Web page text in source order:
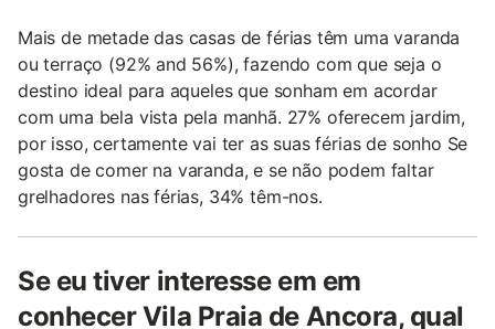
Mais de metade das casas de férias têm uma varanda
ou terraço (92% and 56%), fazendo com que seja o
destino ideal para aqueles que sonham em acordar
com uma bela vista pela manhã. 27% oferecem jardim,
por isso, certamente vai ter as suas férias de sonho Se
gosta de comer na varanda, e se não podem faltar
grelhadores nas férias, 34% têm-nos.
Se eu tiver interesse em em
conhecer Vila Praia de Ancora, qual